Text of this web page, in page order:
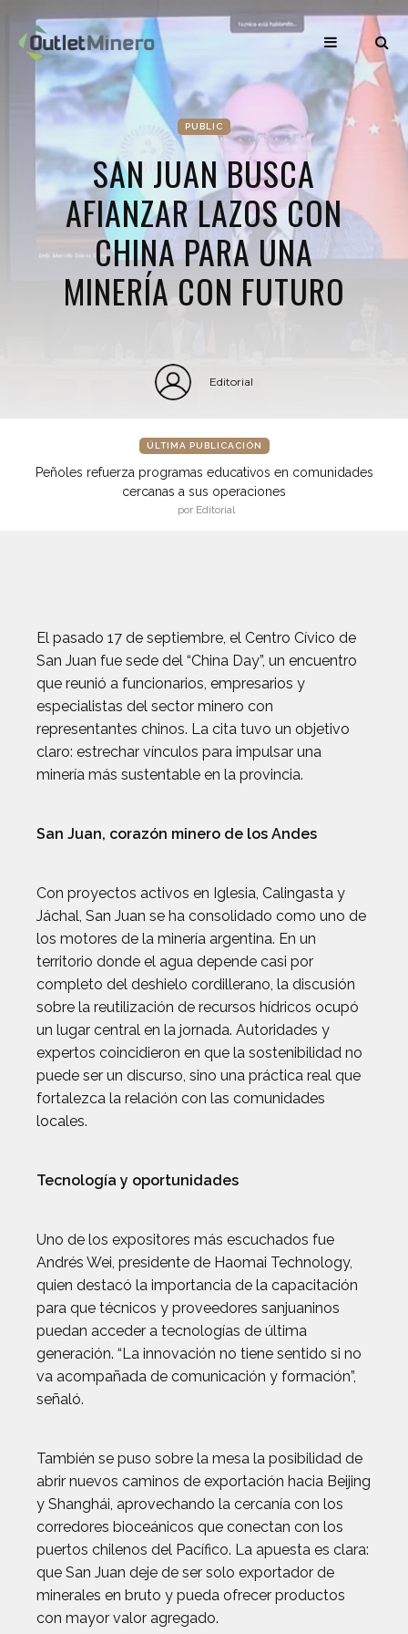
PUBLIC
SAN JUAN BUSCA
AFIANZAR LAZOS CON
CHINA PARA UNA
MINERÍA CON FUTURO
Editorial
ÚLTIMA PUBLICACIÓN
Peñoles refuerza programas educativos en comunidades
cercanas a sus operaciones
por Editorial
El pasado 17 de septiembre, el Centro Cívico de
San Juan fue sede del “China Day”, un encuentro
que reunió a funcionarios, empresarios y
especialistas del sector minero con
representantes chinos. La cita tuvo un objetivo
claro: estrechar vínculos para impulsar una
minería más sustentable en la provincia.
San Juan, corazón minero de los Andes
Con proyectos activos en Iglesia, Calingasta y
Jáchal, San Juan se ha consolidado como uno de
los motores de la minería argentina. En un
territorio donde el agua depende casi por
completo del deshielo cordillerano, la discusión
sobre la reutilización de recursos hídricos ocupó
un lugar central en la jornada. Autoridades y
expertos coincidieron en que la sostenibilidad no
puede ser un discurso, sino una práctica real que
fortalezca la relación con las comunidades
locales.
Tecnología y oportunidades
Uno de los expositores más escuchados fue
Andrés Wei, presidente de Haomai Technology,
quien destacó la importancia de la capacitación
para que técnicos y proveedores sanjuaninos
puedan acceder a tecnologías de última
generación. “La innovación no tiene sentido si no
va acompañada de comunicación y formación”,
señaló.
También se puso sobre la mesa la posibilidad de
abrir nuevos caminos de exportación hacia Beijing
y Shanghái, aprovechando la cercanía con los
corredores bioceánicos que conectan con los
puertos chilenos del Pacífico. La apuesta es clara:
que San Juan deje de ser solo exportador de
minerales en bruto y pueda ofrecer productos
con mayor valor agregado.